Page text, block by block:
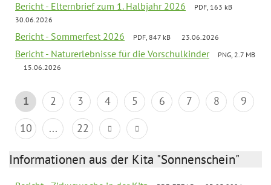
Bericht - Elternbrief zum 1. Halbjahr 2026
PDF, 163 kB
30.06.2026
Bericht - Sommerfest 2026 PDF, 847 kB 23.06.2026
Bericht - Naturerlebnisse für die Vorschulkinder
PNG, 2.7 MB
15.06.2026
1 2 3 4 5 6 7 8
9
10
... 22
Informationen aus der Kita "Sonnenschein"